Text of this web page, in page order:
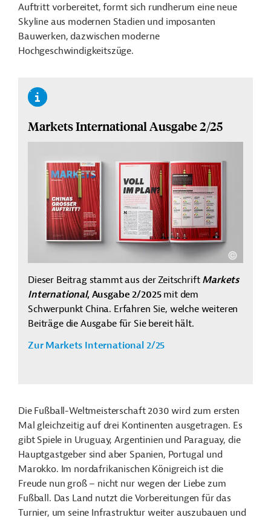
Auftritt vorbereitet, formt sich rundherum eine neue
Skyline aus modernen Stadien und imposanten
Bauwerken, dazwischen moderne
Hochgeschwindigkeitszüge.
Markets International Ausgabe 2/25
Dieser Beitrag stammt aus der Zeitschrift Markets
International, Ausgabe 2/2025mit dem
Schwerpunkt China. Erfahren Sie, welche weiteren
Beiträge die Ausgabe für Sie bereit hält.
Zur Markets International 2/25
Die Fußball-Weltmeisterschaft 2030 wird zum ersten
Mal gleichzeitig auf drei Kontinenten ausgetragen. Es
gibt Spiele in Uruguay, Argentinien und Paraguay, die
Hauptgastgeber sind aber Spanien, Portugal und
Marokko. Im nordafrikanischen Königreich ist die
Freude nun groß – nicht nur wegen der Liebe zum
Fußball. Das Land nutzt die Vorbereitungen für das
Turnier, um seine Infrastruktur weiter auszubauen und